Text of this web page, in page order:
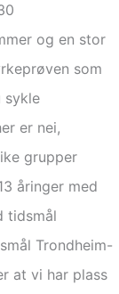
og en stor
som
sykle
er nei,
grupper
åringer med
tidsmål
Trondheim-
at vi har plass